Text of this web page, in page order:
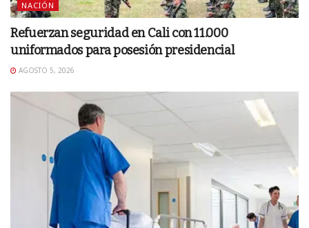
NACIÓN
Refuerzan seguridad en Cali con 11.000
uniformados para posesión presidencial
AGOSTO 5, 2026